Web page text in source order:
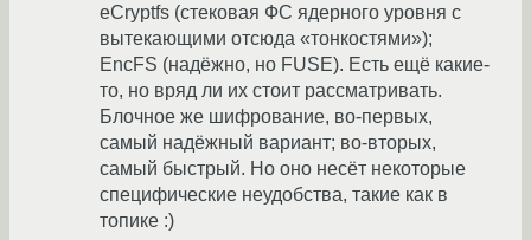
eCryptfs (стековая ФС ядерного уровня с
вытекающими отсюда «тонкостями»);
EncFS (надёжно, но FUSE). Есть ещё какие-
то, но вряд ли их стоит рассматривать.
Блочное же шифрование, во-первых,
самый надёжный вариант; во-вторых,
самый быстрый. Но оно несёт некоторые
специфические неудобства, такие как в
топике :)